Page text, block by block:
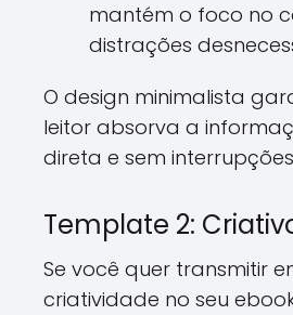
mantém o foco no
distrações
O design minimalista
leitor absorva a
direta e sem
Template 2:
Se você quer transmitir
criatividade no seu